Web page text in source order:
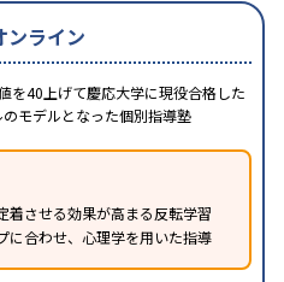
ンライン
を40上げて慶応大学に現役合格した
のモデルとなった個別指導塾
着させる効果が高まる反転学習
に合わせ、心理学を用いた指導